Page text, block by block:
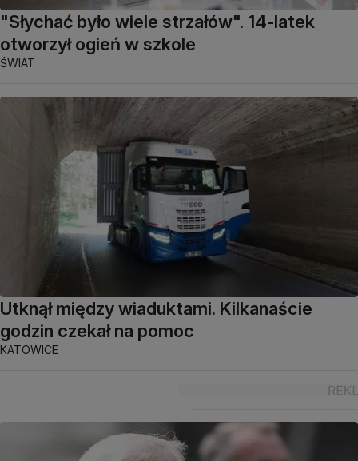
"Słychać było wiele strzałów". 14-latek
otworzył ogień w szkole
ŚWIAT
Utknął między wiaduktami. Kilkanaście
godzin czekał na pomoc
KATOWICE